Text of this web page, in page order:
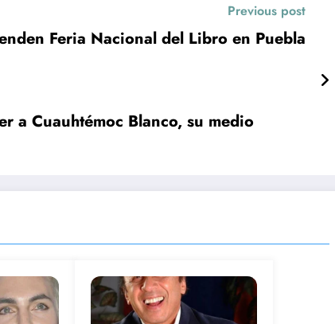
Previous post
Feria Nacional del Libro en Puebla
a Cuauhtémoc Blanco, su medio